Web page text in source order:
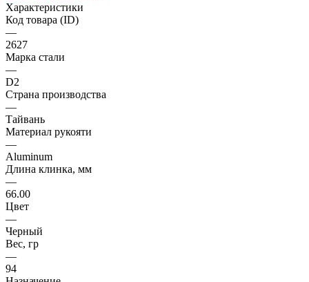
Характеристики
Код товара (ID)
—
2627
Марка стали
—
D2
Страна производства
—
Тайвань
Материал рукояти
—
Aluminum
Длина клинка, мм
—
66.00
Цвет
—
Черный
Вес, гр
—
94